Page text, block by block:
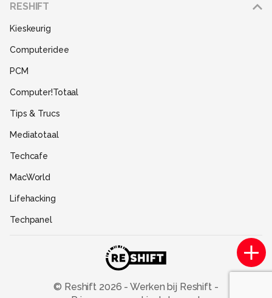
RESHIFT
Kieskeurig
Computeridee
PCM
Computer!Totaal
Tips & Trucs
Mediatotaal
Techcafe
MacWorld
Lifehacking
Techpanel
Power Unlimited© Reshift 2026 - Werken bij Reshift -